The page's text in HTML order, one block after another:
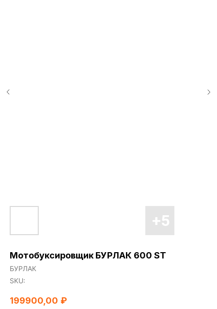
Мотобуксировщик БУРЛАК 600 ST
БУРЛАК
SKU:
199900,00 ₽